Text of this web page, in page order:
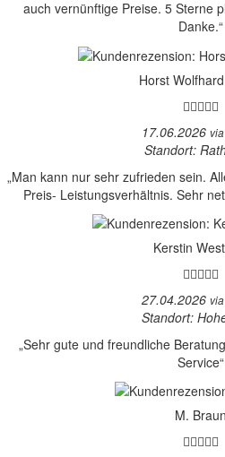
auch vernünftige Preise. 5 Sterne
Danke.“
Horst
17.06.2026
Standort:
„Man kann nur sehr zufrieden sein.
Preis- Leistungsverhältnis. Sehr
Kerstin
27.04.2026
Standort:
„Sehr gute und freundliche
Service“
M. Braun